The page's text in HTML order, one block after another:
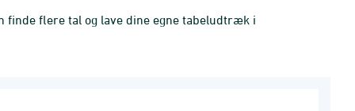
flere tal og lave dine egne tabeludtræk i